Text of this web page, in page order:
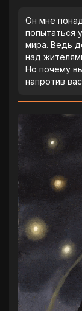
Он мне
попытаться
мира. Ведь
над
Но почему
напротив